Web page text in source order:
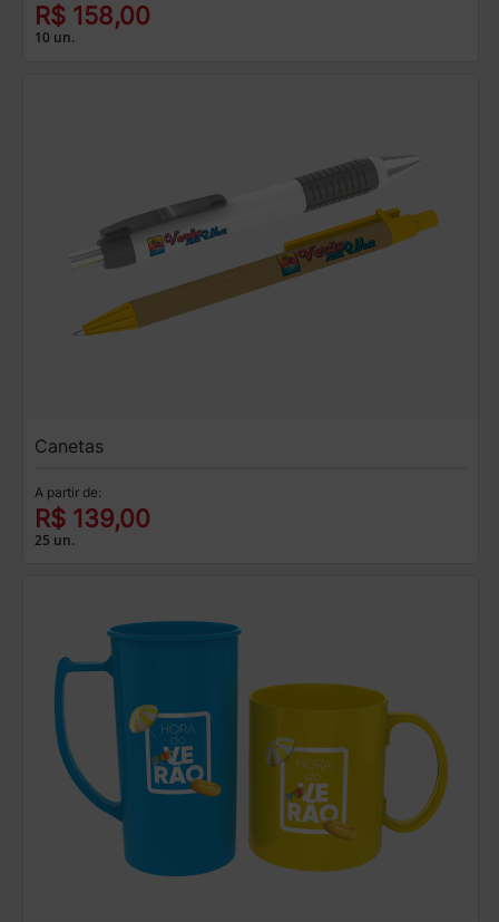
R$ 158,00
10 un.
Canetas
A partir de:
R$ 139,00
25 un.